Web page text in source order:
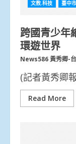
文教.科技 臺中市
跨國青少年
環遊世界
News586 黃秀卿-
(記者黃秀卿
Read More